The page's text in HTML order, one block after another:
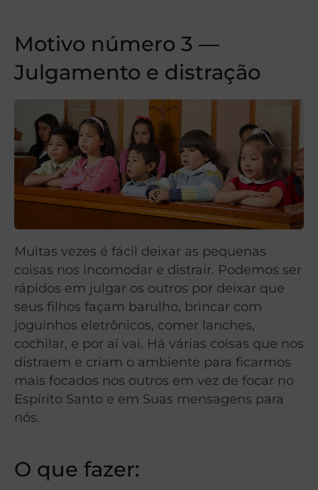
Motivo número 3 —
Julgamento e distração
Muitas vezes é fácil deixar as pequenas
coisas nos incomodar e distrair. Podemos ser
rápidos em julgar os outros por deixar que
seus filhos façam barulho, brincar com
joguinhos eletrônicos, comer lanches,
cochilar, e por aí vai. Há várias coisas que nos
distraem e criam o ambiente para ficarmos
mais focados nos outros em vez de focar no
Espírito Santo e em Suas mensagens para
nós.
O que fazer: